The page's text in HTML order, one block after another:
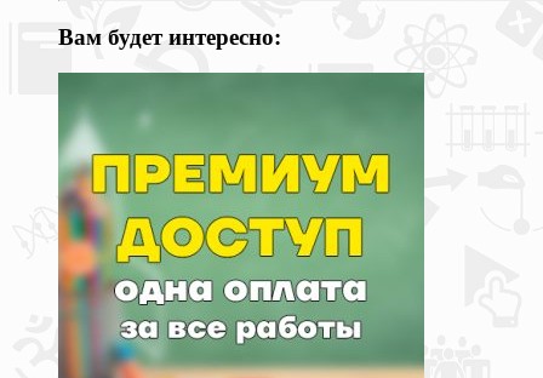
Вам будет интересно: